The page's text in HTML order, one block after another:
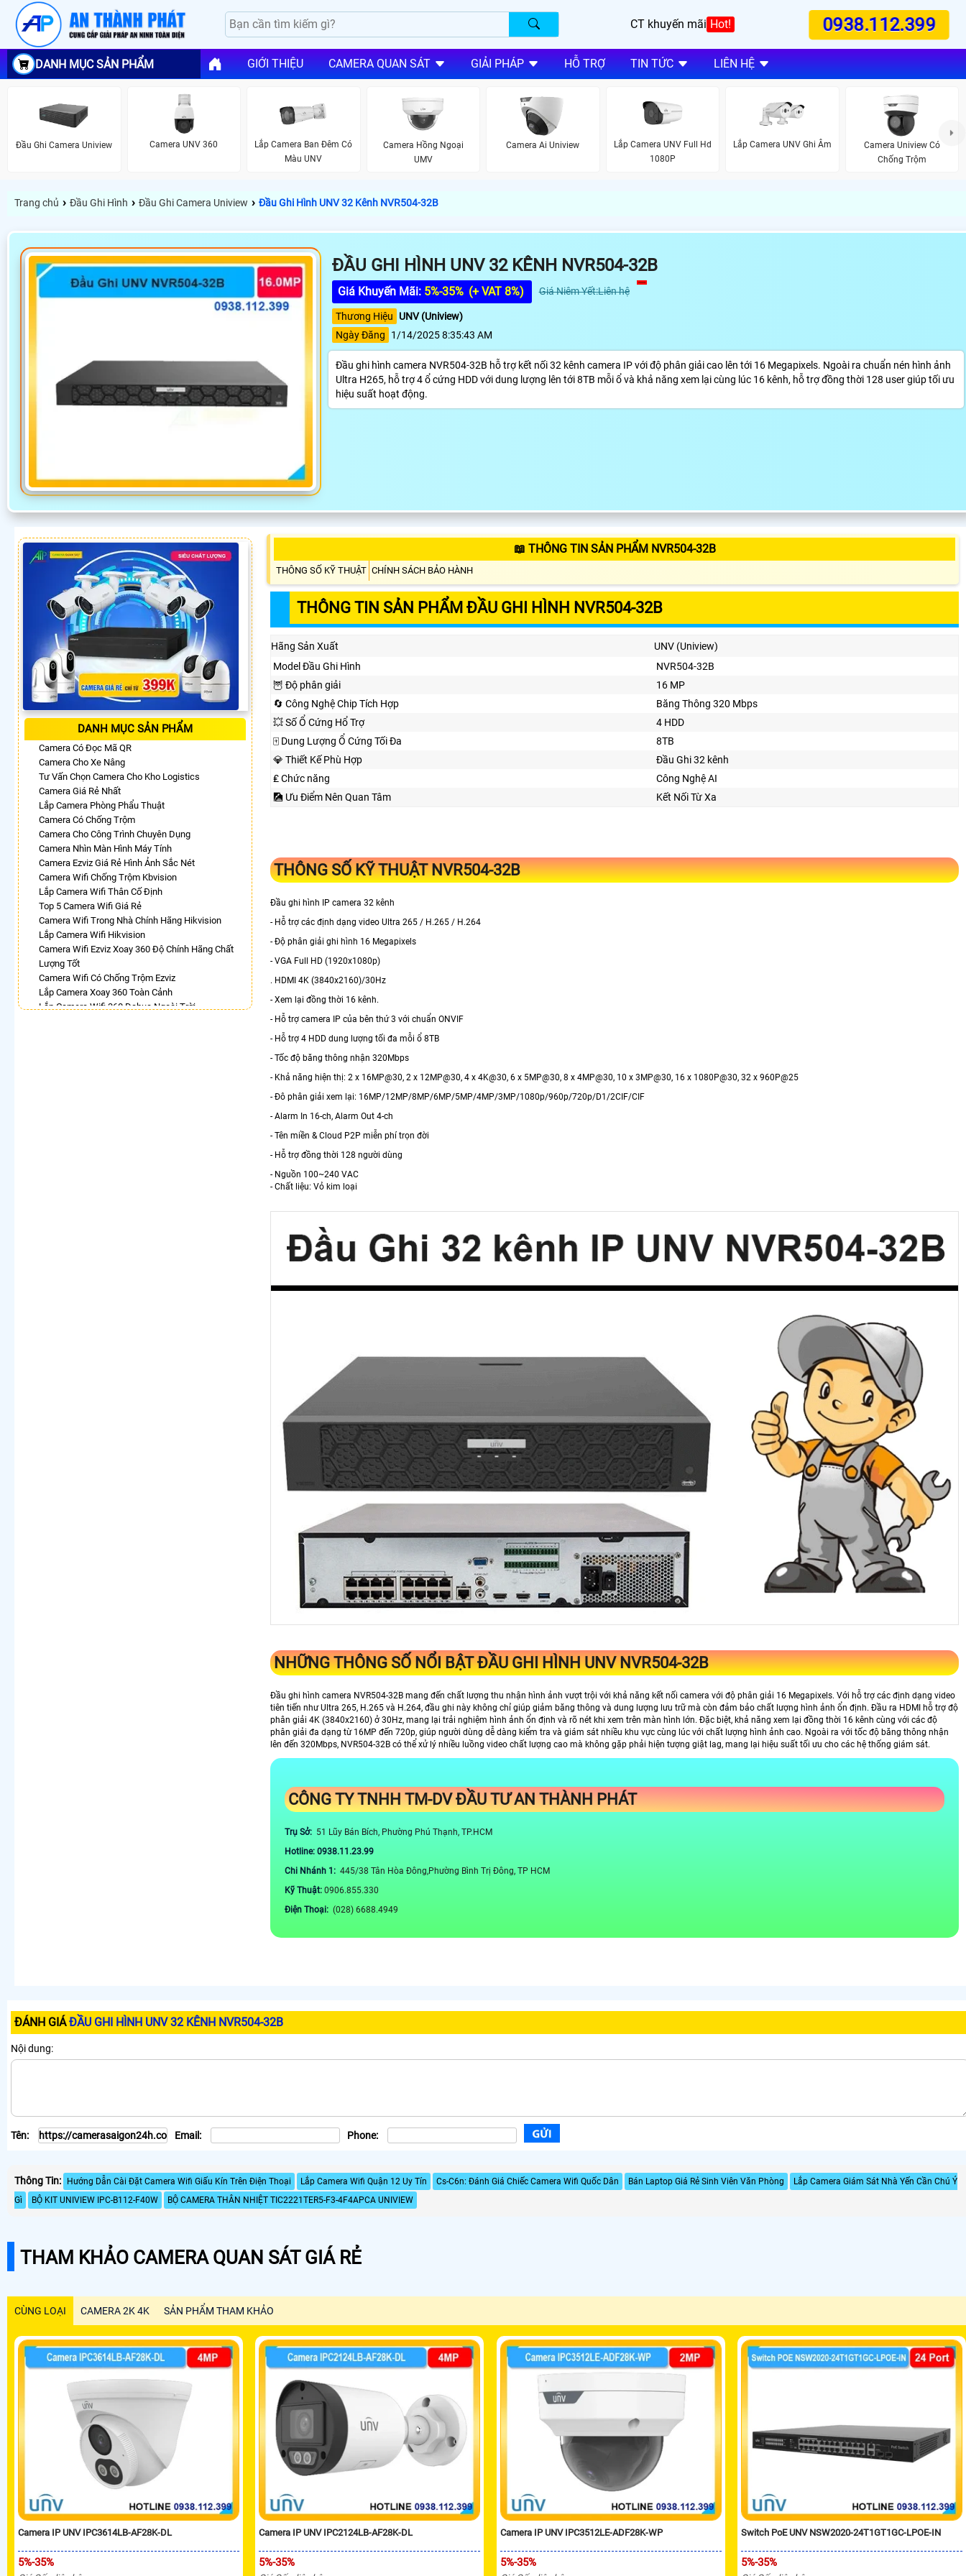
CT khuyến mãi Hot! 0938.112.399
DANH MỤC SẢN PHẨM GIỚI THIỆU CAMERA QUAN SÁT GIẢI PHÁP HỖ TRỢ TIN TỨC LIÊN HỆ
Đầu Ghi Camera Uniview Camera UNV 360
Lắp Camera Ban Đêm Có
Màu UNV
Camera Hồng Ngoại
UMV
Camera Ai Uniview
Lắp Camera UNV Full Hd
1080P
Lắp Camera UNV Ghi Âm
Camera Uniview Có
Chống Trộm
Trang chủ › Đầu Ghi Hình › Đầu Ghi Camera Uniview › Đầu Ghi Hình UNV 32 Kênh NVR504-32B
ĐẦU GHI HÌNH UNV 32 KÊNH NVR504-32B
Giá Khuyến Mãi: 5%-35% (+ VAT 8%) Giá Niêm Yết:Liên hệ
Thương Hiệu
UNV (Uniview)
Ngày Đăng
1/14/2025 8:35:43 AM
Đầu ghi hình camera NVR504-32B hỗ trợ kết nối 32 kênh camera IP với độ phân giải cao lên tới 16 Megapixels. Ngoài ra chuẩn nén hình ảnh
Ultra H265, hỗ trợ 4 ổ cứng HDD với dung lượng lên tới 8TB mỗi ổ và khả năng xem lại cùng lúc 16 kênh, hỗ trợ đồng thời 128 user giúp tối ưu
hiệu suất hoạt động.
DANH MỤC SẢN PHẨM
Camera Có Đọc Mã QR
Camera Cho Xe Nâng
Tư Vấn Chọn Camera Cho Kho Logistics
Camera Giá Rẻ Nhất
Lắp Camera Phòng Phẩu Thuật
Camera Có Chống Trộm
Camera Cho Công Trình Chuyên Dụng
Camera Nhìn Màn Hình Máy Tính
Camera Ezviz Giá Rẻ Hình Ảnh Sắc Nét
Camera Wifi Chống Trộm Kbvision
Lắp Camera Wifi Thân Cố Định
Top 5 Camera Wifi Giá Rẻ
Camera Wifi Trong Nhà Chính Hãng Hikvision
Lắp Camera Wifi Hikvision
Camera Wifi Ezviz Xoay 360 Độ Chính Hãng Chất
Lượng Tốt
Camera Wifi Có Chống Trộm Ezviz
Lắp Camera Xoay 360 Toàn Cảnh
Lắp Camera Wifi 360 Dahua Ngoài Trời
📖 THÔNG TIN SẢN PHẨM NVR504-32B
THÔNG SỐ KỸ THUẬT CHÍNH SÁCH BẢO HÀNH
THÔNG TIN SẢN PHẨM ĐẦU GHI HÌNH NVR504-32B
Hãng Sản Xuất
UNV (Uniview)
Model Đầu Ghi Hình
NVR504-32B
🦉 Độ phân giải
16 MP
🔄 Công Nghệ Chip Tích Hợp
Băng Thông 320 Mbps
💥 Số Ổ Cứng Hổ Trợ
4 HDD
🀄 Dung Lượng Ổ Cứng Tối Đa
8TB
💎 Thiết Kế Phù Hợp
Đầu Ghi 32 kênh
₤ Chức năng
Công Nghệ AI
🎑 Ưu Điểm Nên Quan Tâm
Kết Nối Từ Xa
THÔNG SỐ KỸ THUẬT NVR504-32B
Đầu ghi hình IP camera 32 kênh
- Hỗ trợ các định dạng video Ultra 265 / H.265 / H.264
- Độ phân giải ghi hình 16 Megapixels
- VGA Full HD (1920x1080p)
. HDMI 4K (3840x2160)/30Hz
- Xem lại đồng thời 16 kênh.
- Hỗ trợ camera IP của bên thứ 3 với chuẩn ONVIF
- Hỗ trợ 4 HDD dung lượng tối đa mỗi ổ 8TB
- Tốc độ băng thông nhận 320Mbps
- Khả năng hiện thị: 2 x 16MP@30, 2 x 12MP@30, 4 x 4K@30, 6 x 5MP@30, 8 x 4MP@30, 10 x 3MP@30, 16 x 1080P@30, 32 x 960P@25
- Đô phân giải xem lại: 16MP/12MP/8MP/6MP/5MP/4MP/3MP/1080p/960p/720p/D1/2CIF/CIF
- Alarm In 16-ch, Alarm Out 4-ch
- Tên miền & Cloud P2P miễn phí trọn đời
- Hỗ trợ đồng thời 128 người dùng
- Nguồn 100~240 VAC
- Chất liệu: Vỏ kim loại
NHỮNG THÔNG SỐ NỔI BẬT ĐẦU GHI HÌNH UNV NVR504-32B
Đầu ghi hình camera NVR504-32B mang đến chất lượng thu nhận hình ảnh vượt trội với khả năng kết nối camera với độ phân giải 16 Megapixels. Với hỗ trợ các định dạng video
tiên tiến như Ultra 265, H.265 và H.264, đầu ghi này không chỉ giúp giảm băng thông và dung lượng lưu trữ mà còn đảm bảo chất lượng hình ảnh ổn định. Đầu ra HDMI hỗ trợ độ
phân giải 4K (3840x2160) ở 30Hz, mang lại trải nghiệm hình ảnh ổn định và rõ nét khi xem trên màn hình lớn. Đặc biệt, khả năng xem lại đồng thời 16 kênh cùng với các độ
phân giải đa dạng từ 16MP đến 720p, giúp người dùng dễ dàng kiểm tra và giám sát nhiều khu vực cùng lúc với chất lượng hình ảnh cao. Ngoài ra với tốc độ băng thông nhận
lên đến 320Mbps, NVR504-32B có thể xử lý nhiều luồng video chất lượng cao mà không gặp phải hiện tượng giật lag, mang lại hiệu suất tối ưu cho các hệ thống giám sát.
CÔNG TY TNHH TM-DV ĐẦU TƯ AN THÀNH PHÁT
Trụ Sở: 51 Lũy Bán Bích, Phường Phú Thạnh, TP.HCM
Hotline: 0938.11.23.99
Chi Nhánh 1: 445/38 Tân Hòa Đông,Phường Bình Trị Đông, TP HCM
Kỹ Thuật: 0906.855.330
Điện Thoại: (028) 6688.4949
ĐÁNH GIÁĐẦU GHI HÌNH UNV 32 KÊNH NVR504-32B
Nội dung:
Tên: Email: Phone:
Thông Tin: Hướng Dẫn Cài Đặt Camera Wifi Giấu Kín Trên Điện Thoại Lắp Camera Wifi Quận 12 Uy Tín Cs-C6n: Đánh Giá Chiếc Camera Wifi Quốc Dân Bán Laptop Giá Rẻ Sinh Viên Văn Phòng
Lắp Camera Giám Sát Nhà Yến Cần Chú Ý
Gì
BỘ KIT UNIVIEW IPC-B112-F40W BỘ CAMERA THÂN NHIỆT TIC2221TER5-F3-4F4APCA UNIVIEW
THAM KHẢO CAMERA QUAN SÁT GIÁ RẺ
CÙNG LOẠI CAMERA 2K 4K SẢN PHẨM THAM KHẢO
Camera IP UNV IPC3614LB-AF28K-DL
5%-35%
Camera IP UNV IPC2124LB-AF28K-DL
5%-35%
Camera IP UNV IPC3512LE-ADF28K-WP
5%-35%
Switch PoE UNV NSW2020-24T1GT1GC-LPOE-IN
5%-35%